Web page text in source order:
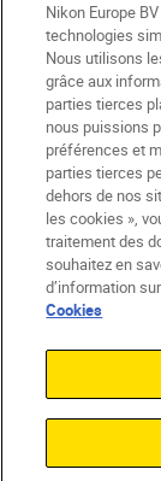
CH
Contactez-
Conditions
CVG de la
Notice
© 2026
Nikon Europe
technologies
Nous utilisons
grâce aux
parties tierces
nous puissions
préférences et
parties tierces
dehors de nos
les cookies »,
traitement des
souhaitez en
d’information
Cookies